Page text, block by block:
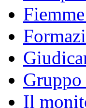
Il